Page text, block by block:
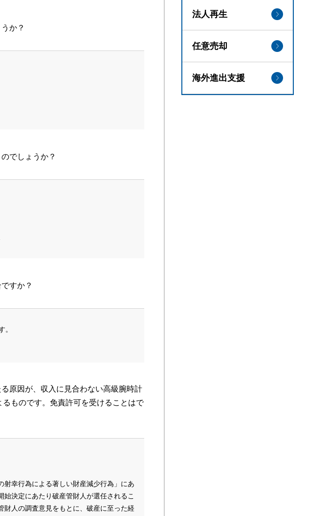
か？
でしょうか？
すか？
。
原因が、収入に見合わない高級腕時計
ものです。免責許可を受けることはで
射幸行為による著しい財産減少行為」にあ
決定にあたり破産管財人が選任されるこ
財人の調査意見をもとに、破産に至った経
法人再生
任意売却
海外進出支援